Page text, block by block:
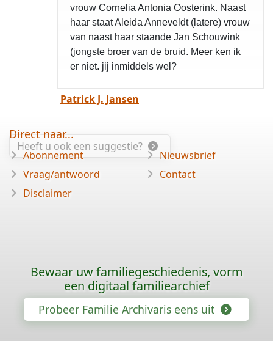
vrouw Cornelia Antonia Oosterink. Naast
haar staat Aleida Anneveldt (latere) vrouw
van naast haar staande Jan Schouwink
(jongste broer van de bruid. Meer ken ik
er niet. jij inmiddels wel?
Patrick J. Jansen
Heeft u ook een suggestie?
Direct naar...
Abonnement
Vraag/antwoord
Disclaimer
Nieuwsbrief
Contact
Bewaar uw familiegeschiedenis, vorm
een digitaal familiearchief
Probeer Familie Archivaris eens uit